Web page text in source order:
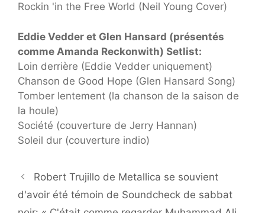
Rockin 'in the Free World (Neil Young Cover)
Eddie Vedder et Glen Hansard (présentés
comme Amanda Reckonwith) Setlist:
Loin derrière (Eddie Vedder uniquement)
Chanson de Good Hope (Glen Hansard Song)
Tomber lentement (la chanson de la saison de
la houle)
Société (couverture de Jerry Hannan)
Soleil dur (couverture indio)
Robert Trujillo de Metallica se souvient
d'avoir été témoin de Soundcheck de sabbat